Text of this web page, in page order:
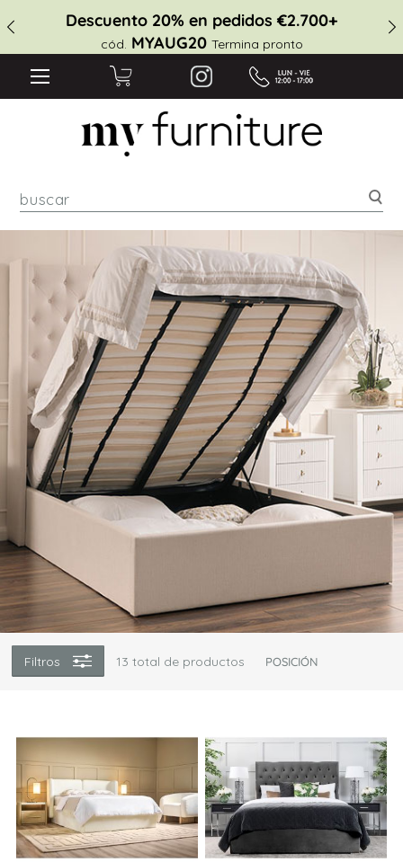
Descuento 20% en pedidos €2.700+
cód. MYAUG20 Termina pronto
Filtros 13 total de productos